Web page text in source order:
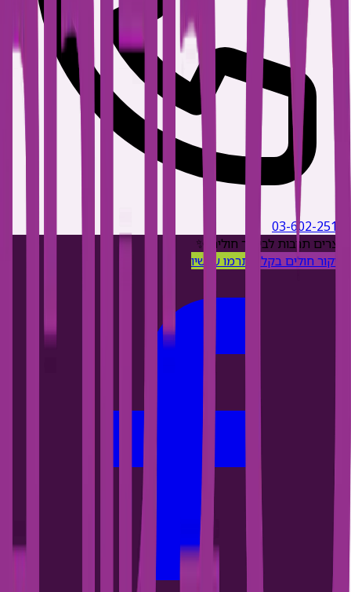
03-602-2511
יוצרים תרבות לביקור חולים ✨
ביקור חולים בקליק
תרמו עכשיו